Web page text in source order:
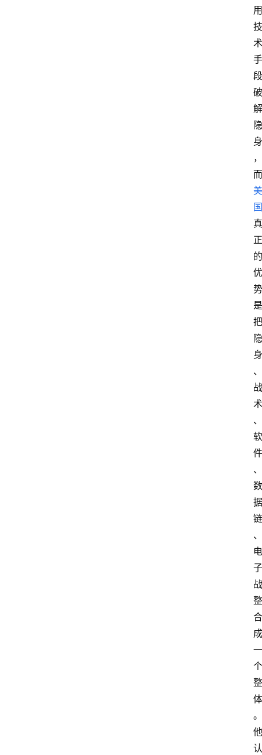
用
技
术
手
段
破
解
隐
身
，
而
美
国
真
正
的
优
势
是
把
隐
身
、
战
术
、
软
件
、
数
据
链
、
电
子
战
整
合
成
一
个
整
体
。
他
认